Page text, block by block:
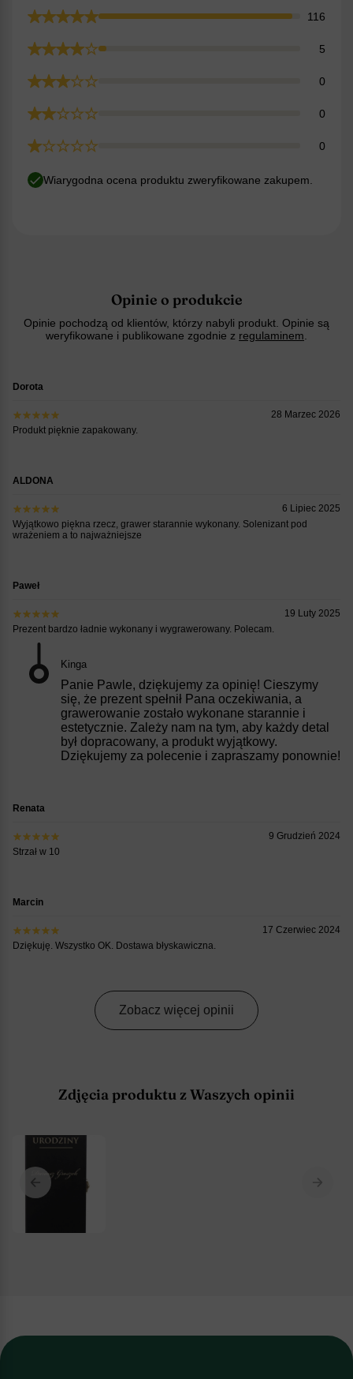
116
5
0
0
0
Wiarygodna ocena produktu zweryfikowane zakupem.
Opinie o produkcie
Opinie pochodzą od klientów, którzy nabyli produkt. Opinie są
weryfikowane i publikowane zgodnie z regulaminem
Dorota
28 Marzec 2026
Produkt pięknie zapakowany.
ALDONA
6 Lipiec 2025
Wyjątkowo piękna rzecz, grawer starannie wykonany. Solenizant pod
wrażeniem a to najważniejsze
Paweł
19 Luty 2025
Prezent bardzo ładnie wykonany i wygrawerowany. Polecam.
Kinga
Panie Pawle, dziękujemy za opinię! Cieszymy
się, że prezent spełnił Pana oczekiwania, a
grawerowanie zostało wykonane starannie i
estetycznie. Zależy nam na tym, aby każdy detal
był dopracowany, a produkt wyjątkowy.
Dziękujemy za polecenie i zapraszamy ponownie!
Renata
9 Grudzień 2024
Strzał w 10
Marcin
17 Czerwiec 2024
Dziękuję. Wszystko OK. Dostawa błyskawiczna.
Zobacz więcej opinii
Zdjęcia produktu z Waszych opinii